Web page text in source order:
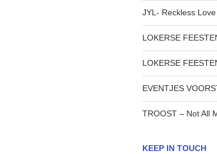
JYL- Reckless Love
LOKERSE
LOKERSE
EVENTJES
TROOST – Not All
KEEP IN TOUCH